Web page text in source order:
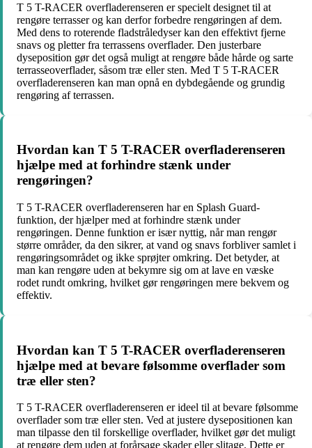
T 5 T-RACER overfladerenseren er specielt designet til at
rengøre terrasser og kan derfor forbedre rengøringen af dem.
Med dens to roterende fladstråledyser kan den effektivt fjerne
snavs og pletter fra terrassens overflader. Den justerbare
dyseposition gør det også muligt at rengøre både hårde og sarte
terrasseoverflader, såsom træ eller sten. Med T 5 T-RACER
overfladerenseren kan man opnå en dybdegående og grundig
rengøring af terrassen.
Hvordan kan T 5 T-RACER overfladerenseren
hjælpe med at forhindre stænk under
rengøringen?
T 5 T-RACER overfladerenseren har en Splash Guard-
funktion, der hjælper med at forhindre stænk under
rengøringen. Denne funktion er især nyttig, når man rengør
større områder, da den sikrer, at vand og snavs forbliver samlet i
rengøringsområdet og ikke sprøjter omkring. Det betyder, at
man kan rengøre uden at bekymre sig om at lave en væske
rodet rundt omkring, hvilket gør rengøringen mere bekvem og
effektiv.
Hvordan kan T 5 T-RACER overfladerenseren
hjælpe med at bevare følsomme overflader som
træ eller sten?
T 5 T-RACER overfladerenseren er ideel til at bevare følsomme
overflader som træ eller sten. Ved at justere dysepositionen kan
man tilpasse den til forskellige overflader, hvilket gør det muligt
at rengøre dem uden at forårsage skader eller slitage. Dette er